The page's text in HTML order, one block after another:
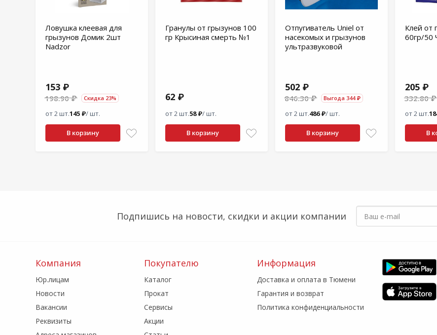
Ловушка клеевая для
грызунов Домик 2шт
Nadzor
153 ₽
198.90 ₽ Скидка 23%
от 2 шт.145 ₽/ шт.
В корзину
Гранулы от грызунов 100
гр Крысиная смерть №1
62 ₽
от 2 шт.58 ₽/ шт.
В корзину
Отпугиватель Uniel от
насекомых и грызунов
ультразвуковой
502 ₽
846.30 ₽ Выгода 344 ₽
от 2 шт.486 ₽/ шт.
В корзину
Клей от
60гр/
205 ₽
332.80 ₽
от 2 шт.
В
Подпишись на новости, скидки и акции компании
Компания
Юр.лицам
Новости
Вакансии
Реквизиты
Покупателю
Каталог
Прокат
Сервисы
Акции
Информация
Доставка и оплата в Тюмени
Гарантия и возврат
Политика конфиденциальности